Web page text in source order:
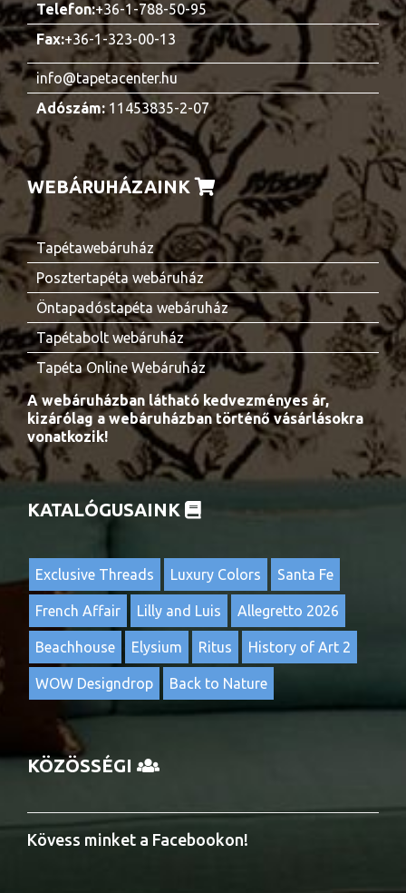
Telefon:+36-1-788-50-95
Fax:+36-1-323-00-13
info@tapetacenter.hu
Adószám:11453835-2-07
WEBÁRUHÁZAINK
Tapétawebáruház
Posztertapéta webáruház
Öntapadóstapéta webáruház
Tapétabolt webáruház
Tapéta Online Webáruház
A webáruházban látható kedvezményes ár,
kizárólag a webáruházban történő vásárlásokra
vonatkozik!
KATALÓGUSAINK
Exclusive Threads Luxury Colors Santa Fe
French Affair Lilly and Luis Allegretto 2026
Beachhouse Elysium Ritus History of Art 2
WOW Designdrop Back to Nature
KÖZÖSSÉGI
Kövess minket a Facebookon!